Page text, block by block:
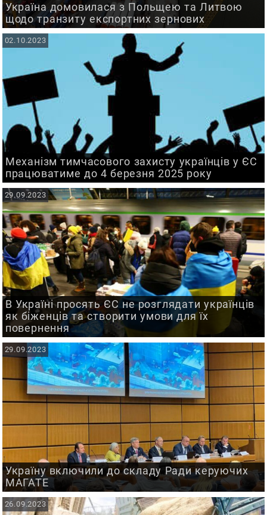
Україна домовилася з Польщею та Литвою
щодо транзиту експортних зернових
Механізм тимчасового захисту українців у ЄС
працюватиме до 4 березня 2025 року
02.10.2023
В Україні просять ЄС не розглядати українців
як біженців та створити умови для їх
повернення
29.09.2023
Україну включили до складу Ради керуючих
МАГАТЕ
29.09.2023
26.09.2023